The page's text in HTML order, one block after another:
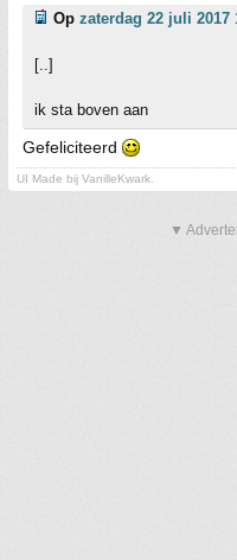
Op zaterdag 22 juli 2017
[..]
ik sta boven aan
Gefeliciteerd
UI Made bij VanilleKwark.
▼